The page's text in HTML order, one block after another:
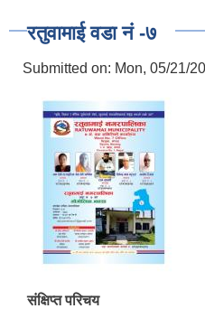
रतुवामाई वडा नं -७
Submitted on: Mon, 05/21/
संक्षिप्त परिचय